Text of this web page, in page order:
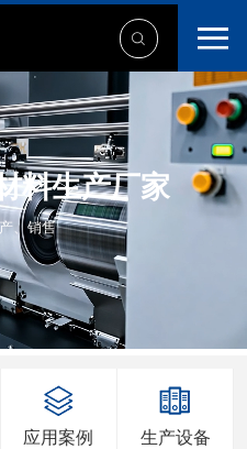
料生产厂家
、销售
应用案例 生产设备